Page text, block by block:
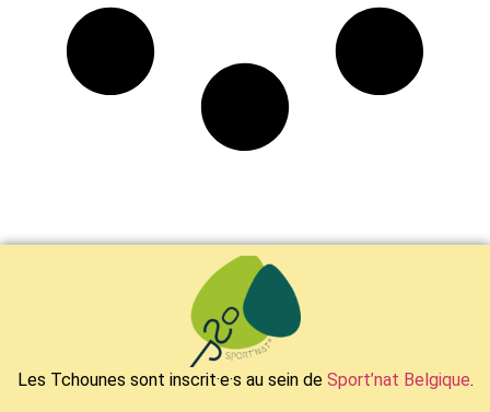
Les Tchounes sont inscrit·e·s au sein de Sport’nat Belgique.